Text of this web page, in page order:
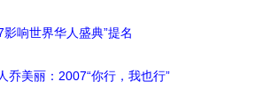
响世界华人盛典”提名
乔美丽：2007“你行，我也行”